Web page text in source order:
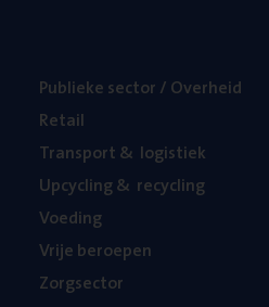
Publie­ke sec­tor / Overheid
Retail
Trans­port& logistiek
Upcy­cling& recycling
Voe­ding
Vrije beroe­pen
Zorg­sec­tor